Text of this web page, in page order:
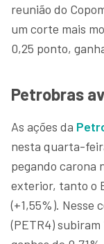
reunião do
um corte mais
0,25 ponto,
Petrobras
As ações da
nesta quarta-
pegando carona
exterior, tanto o
(+1,55%). Nesse
(PETR4) subiram